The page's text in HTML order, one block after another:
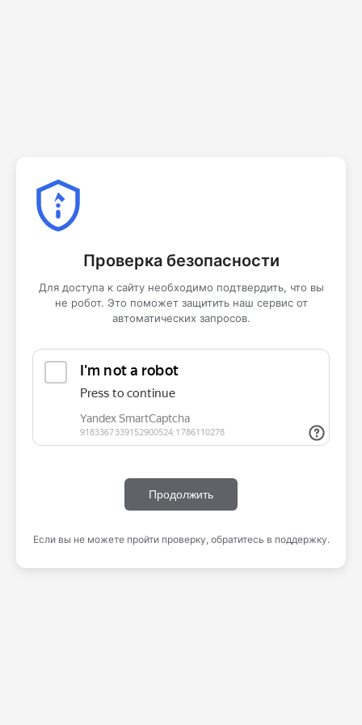
Проверка безопасности
Для доступа к сайту необходимо подтвердить, что вы
не робот. Это поможет защитить наш сервис от
автоматических запросов.
Продолжить
Если вы не можете пройти проверку, обратитесь в поддержку.